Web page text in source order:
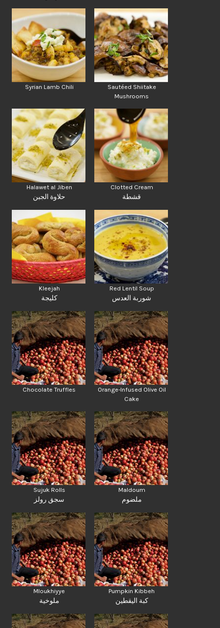
Syrian Lamb Chili
Sautéed Shiitake
Mushrooms
Halawet al Jiben
حلاوة الجبن
Clotted Cream
قشطة
Kleejah
كليجة
Red Lentil Soup
شوربة العدس
Chocolate Truffles
Orange-Infused Olive Oil
Cake
Sujuk Rolls
سجق رولز
Maldoum
ملضوم
Mloukhiyye
ملوخية
Pumpkin Kibbeh
كبة اليقطين